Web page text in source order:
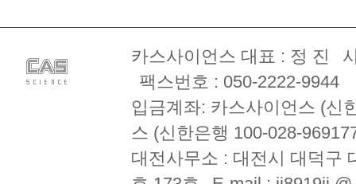
카스사이언스 대표 : 정 진
팩스번호 : 050-2222-9944
입금계좌: 카스사이언스 (신
스 (신한은행 100-028-
대전사무소 : 대전시 대덕구